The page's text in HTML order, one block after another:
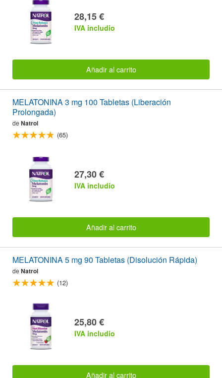
28,15 €
IVA includio
Añadir al carrito
MELATONINA 3 mg 100 Tabletas (Liberación
Prolongada)
de Natrol
(65)
27,30 €
IVA includio
Añadir al carrito
MELATONINA 5 mg 90 Tabletas (Disolución Rápida)
de Natrol
(12)
25,80 €
IVA includio
Añadir al carrito